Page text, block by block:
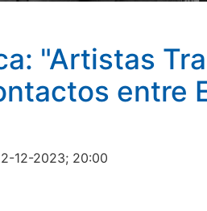
"Artistas
entre
12-2023; 20:00